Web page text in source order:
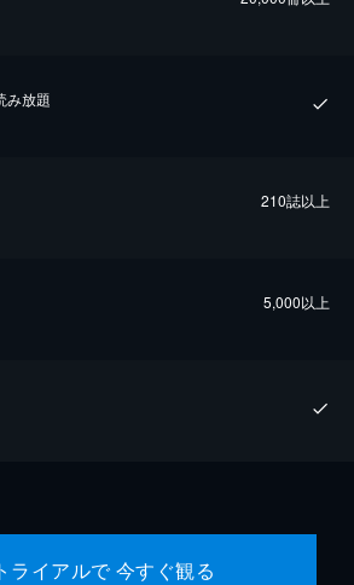
み放題
210誌以上
5,000以上
ライアルで 今すぐ観る